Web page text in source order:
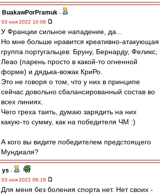
BuakawPorPramuk -
03 ноя 2022 10:08
У Франции сильное нападение, да...
Но мне больше нравится креативно-атакующая
группа португальцев: Бруну, Бернарду, Феликс,
Леао (парень просто в какой-то огненной
форме) и дядька-вожак КриРо.
Это не говоря о том, что у них в принципе
сейчас довольно сбалансированный состав во
всех линиях.
Чего греха таить, думаю зарядить на них
какую-то сумму, как на победителя ЧМ :)
А кого вы видите победителем предстоящего
Мундиаля?
ys -
03 ноя 2022 06:19
Для меня без боления спорта нет. Нет своих -